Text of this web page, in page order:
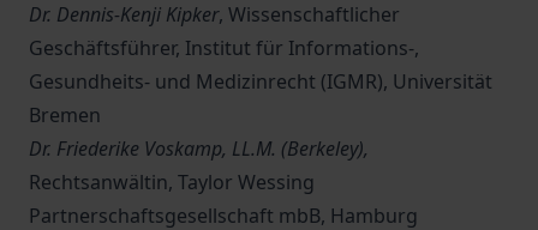
Dr. Dennis-Kenji Kipker, Wissenschaftlicher
Geschäftsführer, Institut für Informations-,
Gesundheits- und Medizinrecht (IGMR), Universität
Bremen
Dr. Friederike Voskamp, LL.M. (Berkeley),
Rechtsanwältin, Taylor Wessing
Partnerschaftsgesellschaft mbB, Hamburg